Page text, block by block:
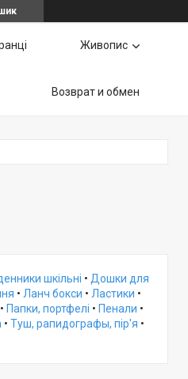
Живопис
Возврат и обмен
шкільні • Дошки для
• Ланч бокси • Ластики •
• Папки, портфелі • Пенали •
• Туш, рапидографы, пір'я •